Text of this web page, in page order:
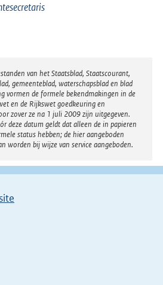
van het Staatsblad, Staatscourant,
gemeenteblad, waterschapsblad en blad
vormen de formele bekendmakingen in de
en de Rijkswet goedkeuring en
zover ze na 1 juli 2009 zijn uitgegeven.
deze datum geldt dat alleen de in papieren
status hebben; de hier aangeboden
worden bij wijze van service aangeboden.